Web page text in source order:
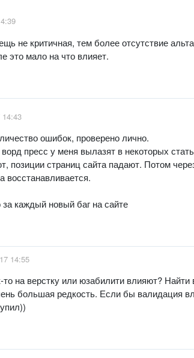
не критичная, тем более отсутствие
это мало на что влияет.
14:43
ошибок, проверено лично.
пресс у меня вылазят в некоторых
позиции страниц сайта падают. Потом
восстанавливается.
каждый новый баг на сайте
14:55
на верстку или юзабилити влияют? Найти
большая редкость. Если бы валидация